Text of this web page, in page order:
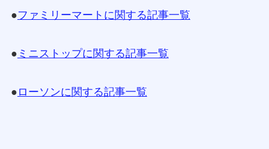
●ファミリーマートに関する記事一覧
● ミニストップに関する記事一覧
● ローソンに関する記事一覧